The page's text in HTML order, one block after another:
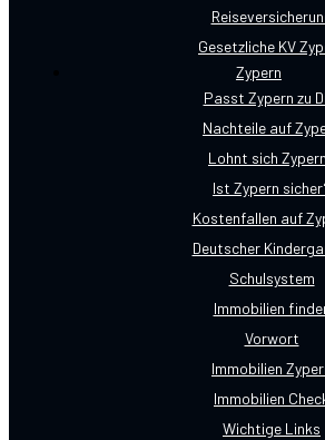
Gesetzliche KV
Zypern
Passt Zypern zu
Nachteile auf
Lohnt sich
Ist Zypern
Kostenfallen auf
Deutscher
Schulsystem
Immobilien
Vorwort
Immobilien
Immobilien
Wichtige Links